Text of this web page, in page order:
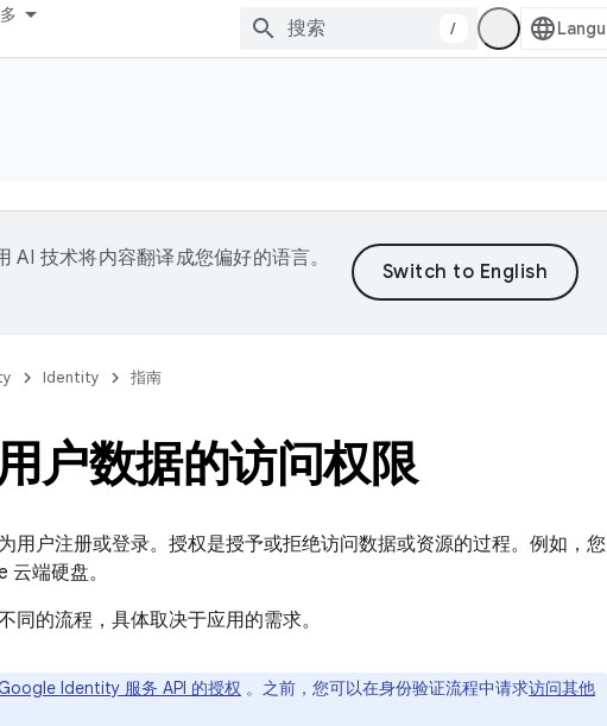
/
AI 技术将内容翻译成您偏好的语言。
Identity 指南
户数据的访问权限
用户注册或登录。授权是授予或拒绝访问数据或资源的过程。例如，您
端硬盘。
的流程，具体取决于应用的需求。
Identity 服务 API 的授权 。之前，您可以在身份验证流程中请求访问其他